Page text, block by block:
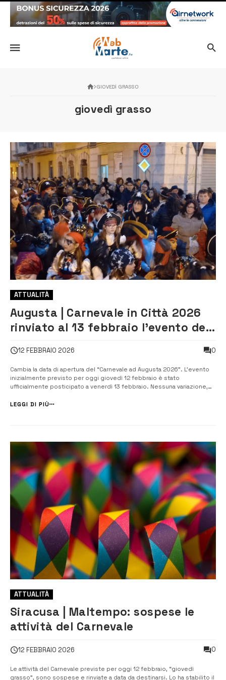
GIOVEDÌ GRASSO
giovedì grasso
ATTUALITÀ
Augusta | Carnevale in Città 2026
rinviato al 13 febbraio l’evento del
12 FEBBRAIO 2026 0
Cambia la data di apertura del “Carnevale ad Augusta 2026”. L’evento
inizialmente previsto per oggi giovedì 12 febbraio è stato
ufficialmente posticipato a venerdì 13 febbraio. Nessuna variazione,
febbraio 2026, che restano confermate secondo il programma già
LEGGI DI PIÙ
ATTUALITÀ
Siracusa | Maltempo: sospese le
attività del Carnevale
12 FEBBRAIO 2026 0
Le attività del Carnevale previste per oggi 12 febbraio, “giovedì
grasso”, sono sospese e rinviate a data da destinarsi. Lo ha stabilito il